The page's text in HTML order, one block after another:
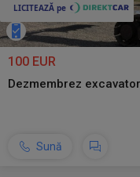
100 EUR
Dezmembrez
Sună